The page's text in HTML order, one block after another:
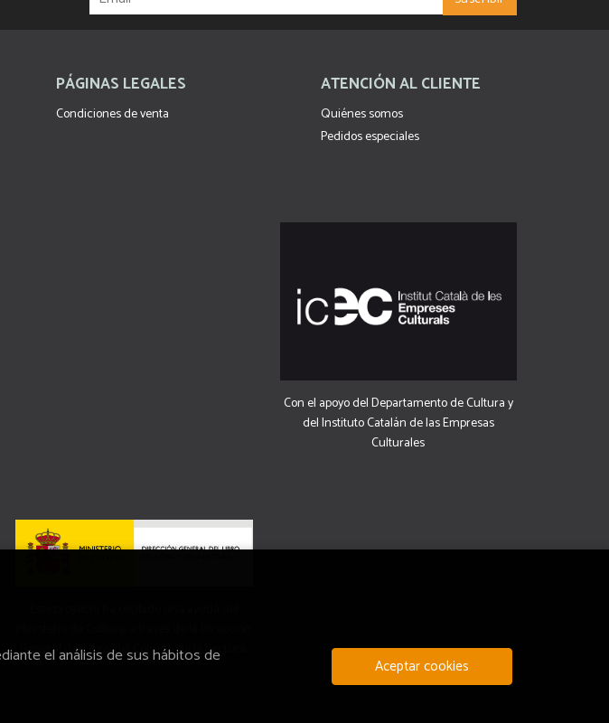
PÁGINAS LEGALES
Condiciones de venta
ATENCIÓN AL CLIENTE
Quiénes somos
Pedidos especiales
Con el apoyo del Departamento de Cultura y
del Instituto Catalán de las Empresas
Culturales
General del Libro, del Cómic y de la Lectura.
el análisis de sus hábitos de
Aceptar cookies